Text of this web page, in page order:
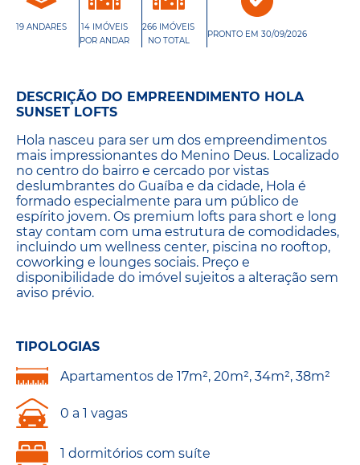
19 ANDARES
14 IMÓVEIS
POR ANDAR
266 IMÓVEIS
NO TOTAL
PRONTO EM 30/09/2026
DESCRIÇÃO DO EMPREENDIMENTO HOLA
SUNSET LOFTS
Hola nasceu para ser um dos empreendimentos
mais impressionantes do Menino Deus. Localizado
no centro do bairro e cercado por vistas
deslumbrantes do Guaíba e da cidade, Hola é
formado especialmente para um público de
espírito jovem. Os premium lofts para short e long
stay contam com uma estrutura de comodidades,
incluindo um wellness center, piscina no rooftop,
coworking e lounges sociais. Preço e
disponibilidade do imóvel sujeitos a alteração sem
aviso prévio.
TIPOLOGIAS
Apartamentos de 17m², 20m², 34m², 38m²
0 a 1 vagas
1 dormitórios com suíte